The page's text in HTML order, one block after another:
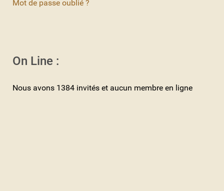
Mot de passe oublié ?
On Line :
Nous avons 1384 invités et aucun membre en ligne